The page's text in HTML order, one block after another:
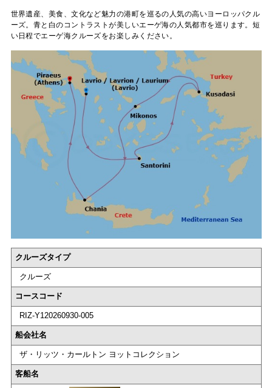
世界遺産、美食、文化など魅力の港町を巡るの人気の高いヨーロッパクル
ーズ。青と白のコントラストが美しいエーゲ海の人気都市を巡ります。短
い日程でエーゲ海クルーズをお楽しみください。
クルーズタイプ
クルーズ
コースコード
RIZ-Y120260930-005
船会社名
ザ・リッツ・カールトン ヨットコレクション
客船名